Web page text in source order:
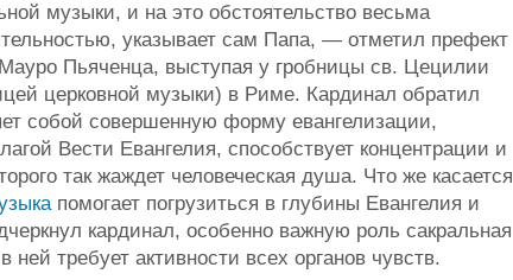
музыки, и на это обстоятельство весьма
указывает сам Папа, — отметил префект
Пьяченца, выступая у гробницы св. Цецилии
церковной музыки) в Риме. Кардинал обратил
собой совершенную форму евангелизации,
Вести Евангелия, способствует концентрации и
так жаждет человеческая душа. Что же касается
помогает погрузиться в глубины Евангелия и
кардинал, особенно важную роль сакральная
ней требует активности всех органов чувств.